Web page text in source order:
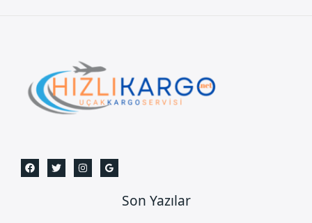
Son Yazılar